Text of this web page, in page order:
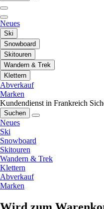
Neues
Ski
Snowboard
Skitouren
Wandern & Trek
Klettern
Abverkauf
Marken
Kundendienst in Frankreich
Suchen
Neues
Ski
Snowboard
Skitouren
Wandern & Trek
Klettern
Abverkauf
Marken